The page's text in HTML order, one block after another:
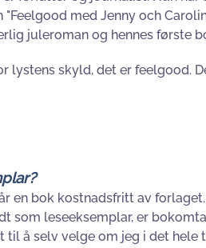
med Jenny och
juleroman og hennes første
lystens skyld, det er feelgood.
en bok kostnadsfritt av
som leseeksemplar, er
til å selv velge om jeg i det